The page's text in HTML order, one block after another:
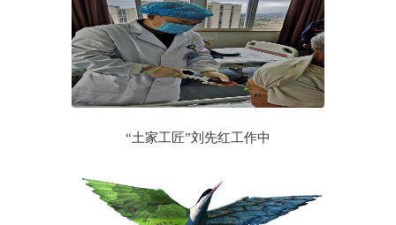
“土家工匠”刘先红工作中